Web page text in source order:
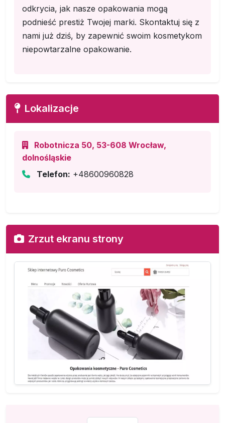
odkrycia, jak nasze opakowania mogą
podnieść prestiż Twojej marki. Skontaktuj się z
nami już dziś, by zapewnić swoim kosmetykom
niepowtarzalne opakowanie.
Lokalizacje
Robotnicza 50, 53-608 Wrocław,
dolnośląskie
Telefon: +48600960828
Zrzut ekranu strony